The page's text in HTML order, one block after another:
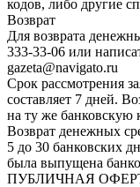
кодов, либо другие
Возврат
Для возврата
333-33-06 или
gazeta@navigato.ru
Срок рассмотрения
составляет 7 дней.
на ту же банковскую
Возврат денежных
5 до 30 банковских
была выпущена
ПУБЛИЧНАЯ